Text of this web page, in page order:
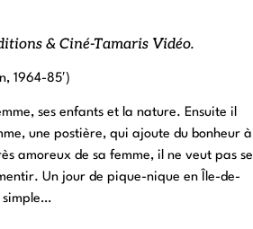
& Ciné-Tamaris Vidéo.
1964-85′)
ses enfants et la nature. Ensuite il
une postière, qui ajoute du bonheur à
amoreux de sa femme, il ne veut pas se
Un jour de pique-nique en Île-de-
simple…